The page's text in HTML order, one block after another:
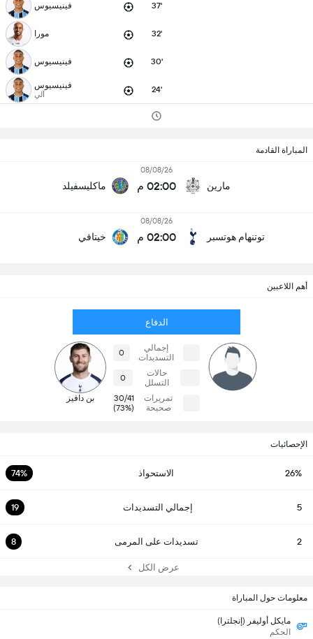
37' فينيسيوس
32' مورا
30' فينيسيوس
24' فينيسيوس
ألي
المباراة القادمة
مارين
08/08/26
02:00 م ماكليسفيلد
توتنهام هوتسبر
08/08/26
02:00 م خيتافي
أهم اللاعبين
الدفاع
إجمالي
التسديدات
0
حالات
التسلل
0
تمريرات
صحيحة
30/41
(73%)
بن دافيز
الإحصائيات
26% الاستحواذ 74%
5 إجمالي التسديدات 19
2 تسديدات على المرمى 8
عرض الكل
معلومات حول المباراة
مايكل أوليفر (إنجلترا)
الحكم